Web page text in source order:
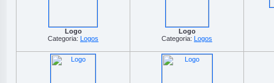
Logo
Categoria: Logos
Logo
Categoria: Logos